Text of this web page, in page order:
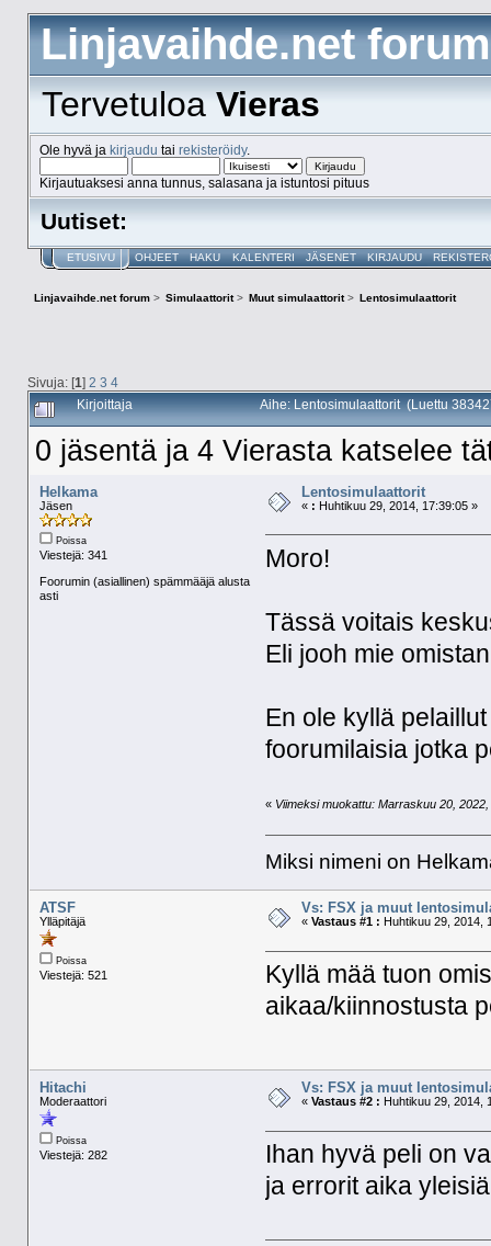
Linjavaihde.net forum
TervetuloaVieras
Ole hyvä ja kirjaudu tai rekisteröidy.
Kirjautuaksesi anna tunnus, salasana ja istuntosi pituus
Uutiset:
ETUSIVU OHJEET HAKU KALENTERI JÄSENET KIRJAUDU
Linjavaihde.net forum> Simulaattorit> Muut simulaattorit> Lentosimulaattorit
Sivuja: [1] 2 3 4
Kirjoittaja Aihe: Lentosimulaattorit (Luettu
0 jäsentä ja 4 Vierasta katselee
Helkama
Jäsen
Poissa
Viestejä: 341
Foorumin (asiallinen) spämmääjä alusta
asti
Lentosimulaattorit
« : Huhtikuu 29, 2014, 17:39:05 »
Moro!
Tässä voitais
Eli jooh mie
En ole kyllä
foorumilaisia jotka
« Viimeksi muokattu: Marraskuu 20,
Miksi nimeni on
ATSF
Ylläpitäjä
Poissa
Viestejä: 521
Vs: FSX ja muut
« Vastaus #1 : Huhtikuu 29, 2014,
Kyllä mää tuon
aikaa/kiinnostusta
Hitachi
Moderaattori
Poissa
Viestejä: 282
Vs: FSX ja muut
« Vastaus #2 : Huhtikuu 29, 2014,
Ihan hyvä peli on
ja errorit aika